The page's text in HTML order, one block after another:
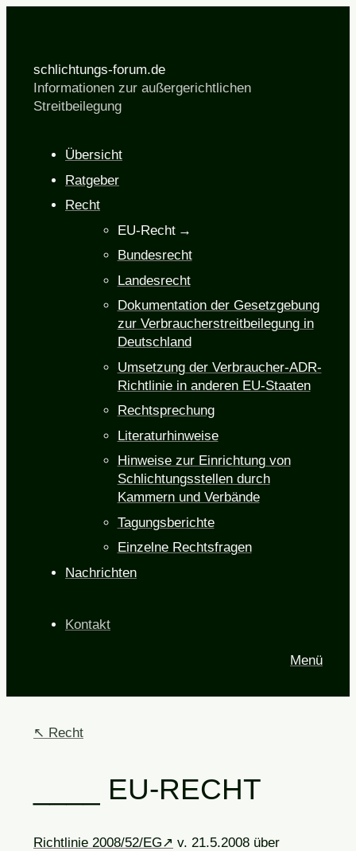
schlichtungs-forum.de
Informationen zur außergerichtlichen
Streitbeilegung
Übersicht
Ratgeber
Recht
EU-Recht
Bundesrecht
Landesrecht
Dokumentation der Gesetzgebung
zur Verbraucherstreitbeilegung in
Deutschland
Umsetzung der Verbraucher-ADR-
Richtlinie in anderen EU-Staaten
Rechtsprechung
Literaturhinweise
Hinweise zur Einrichtung von
Schlichtungsstellen durch
Kammern und Verbände
Tagungsberichte
Einzelne Rechtsfragen
Nachrichten
Kontakt
Menü
Recht
EU-RECHT
Richtlinie 2008/52/EG
v. 21.5.2008 über